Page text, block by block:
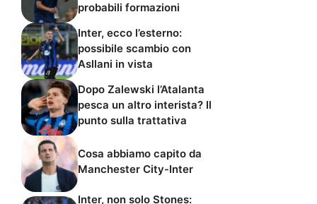
probabili formazioni
Inter, ecco l’esterno:
possibile scambio con
Asllani in vista
Dopo Zalewski l’Atalanta
pesca un altro interista? Il
punto sulla trattativa
Cosa abbiamo capito da
Manchester City-Inter
Inter, non solo Stones: